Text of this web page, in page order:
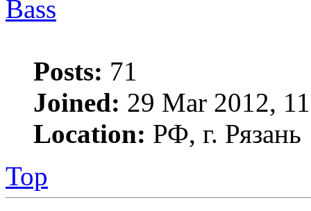
Bass
Posts: 71
Joined: 29 Mar 2012,
Location: РФ, г. Рязань
Top